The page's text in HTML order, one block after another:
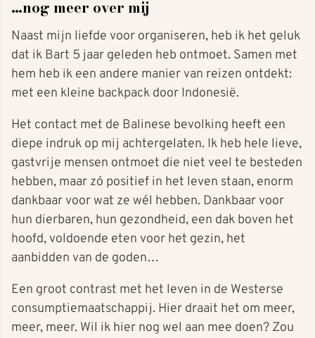
…nog meer over mij
Naast mijn liefde voor organiseren, heb ik het geluk
dat ik Bart 5 jaar geleden heb ontmoet. Samen met
hem heb ik een andere manier van reizen ontdekt:
met een kleine backpack door Indonesië.
Het contact met de Balinese bevolking heeft een
diepe indruk op mij achtergelaten. Ik heb hele lieve,
gastvrije mensen ontmoet die niet veel te besteden
hebben, maar zó positief in het leven staan, enorm
dankbaar voor wat ze wél hebben. Dankbaar voor
hun dierbaren, hun gezondheid, een dak boven het
hoofd, voldoende eten voor het gezin, het
aanbidden van de goden…
Een groot contrast met het leven in de Westerse
consumptiemaatschappij. Hier draait het om meer,
meer, meer. Wil ik hier nog wel aan mee doen? Zou